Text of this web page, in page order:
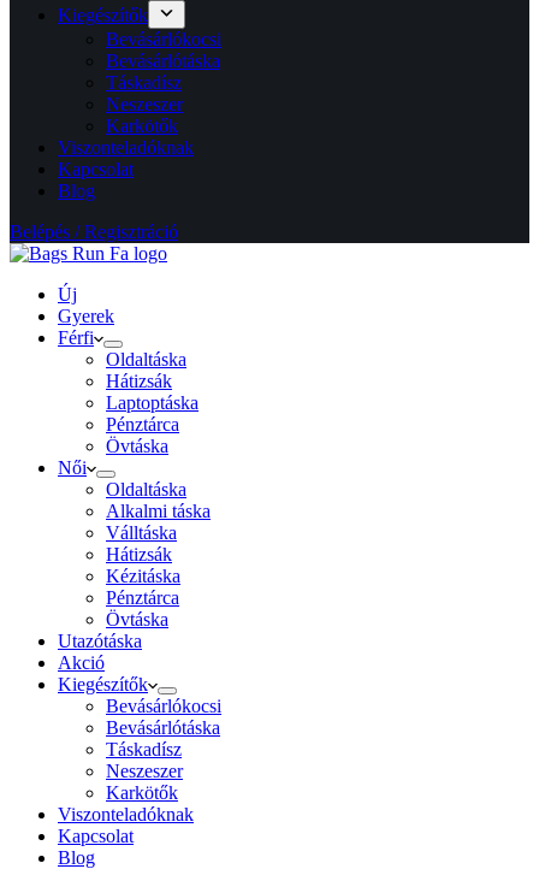
Kiegészítők
Bevásárlókocsi
Bevásárlótáska
Táskadísz
Neszeszer
Karkötők
Viszonteladóknak
Kapcsolat
Blog
Belépés / Regisztráció
Új
Gyerek
Férfi
Oldaltáska
Hátizsák
Laptoptáska
Pénztárca
Övtáska
Női
Oldaltáska
Alkalmi táska
Válltáska
Hátizsák
Kézitáska
Pénztárca
Övtáska
Utazótáska
Akció
Kiegészítők
Bevásárlókocsi
Bevásárlótáska
Táskadísz
Neszeszer
Karkötők
Viszonteladóknak
Kapcsolat
Blog